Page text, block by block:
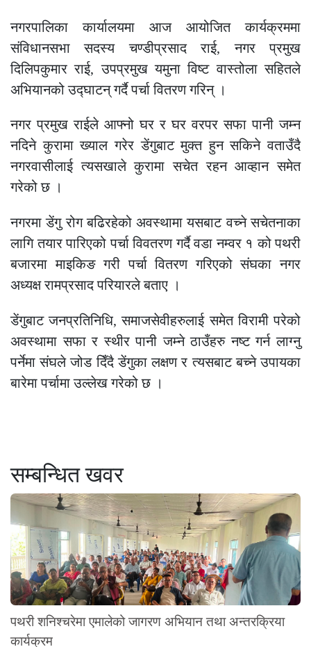
नगरपालिका कार्यालयमा आज आयोजित कार्यक्रममा
संविधानसभा सदस्य चण्डीप्रसाद राई, नगर प्रमुख
दिलिपकुमार राई, उपप्रमुख यमुना विष्ट वास्तोला सहितले
अभियानको उद्घाटन् गर्दै पर्चा वितरण गरिन् ।
नगर प्रमुख राईले आफ्नो घर र घर वरपर सफा पानी जम्न
नदिने कुरामा ख्याल गरेर डेंगुबाट मुक्त हुन सकिने वताउँदै
नगरवासीलाई त्यसखाले कुरामा सचेत रहन आव्हान समेत
गरेको छ ।
नगरमा डेंगु रोग बढिरहेको अवस्थामा यसबाट वच्ने सचेतनाका
लागि तयार पारिएको पर्चा विवतरण गर्दै वडा नम्वर १ को पथरी
बजारमा माइकिङ गरी पर्चा वितरण गरिएको संघका नगर
अध्यक्ष रामप्रसाद परियारले बताए ।
डेंगुबाट जनप्रतिनिधि, समाजसेवीहरुलाई समेत विरामी परेको
अवस्थामा सफा र स्थीर पानी जम्ने ठाउँहरु नष्ट गर्न लाग्नु
पर्नेमा संघले जोड दिँदै डेंगुका लक्षण र त्यसबाट बच्ने उपायका
बारेमा पर्चामा उल्लेख गरेको छ ।
सम्बन्धित खवर
पथरी शनिश्चरेमा एमालेको जागरण अभियान तथा अन्तरक्रिया
कार्यक्रम